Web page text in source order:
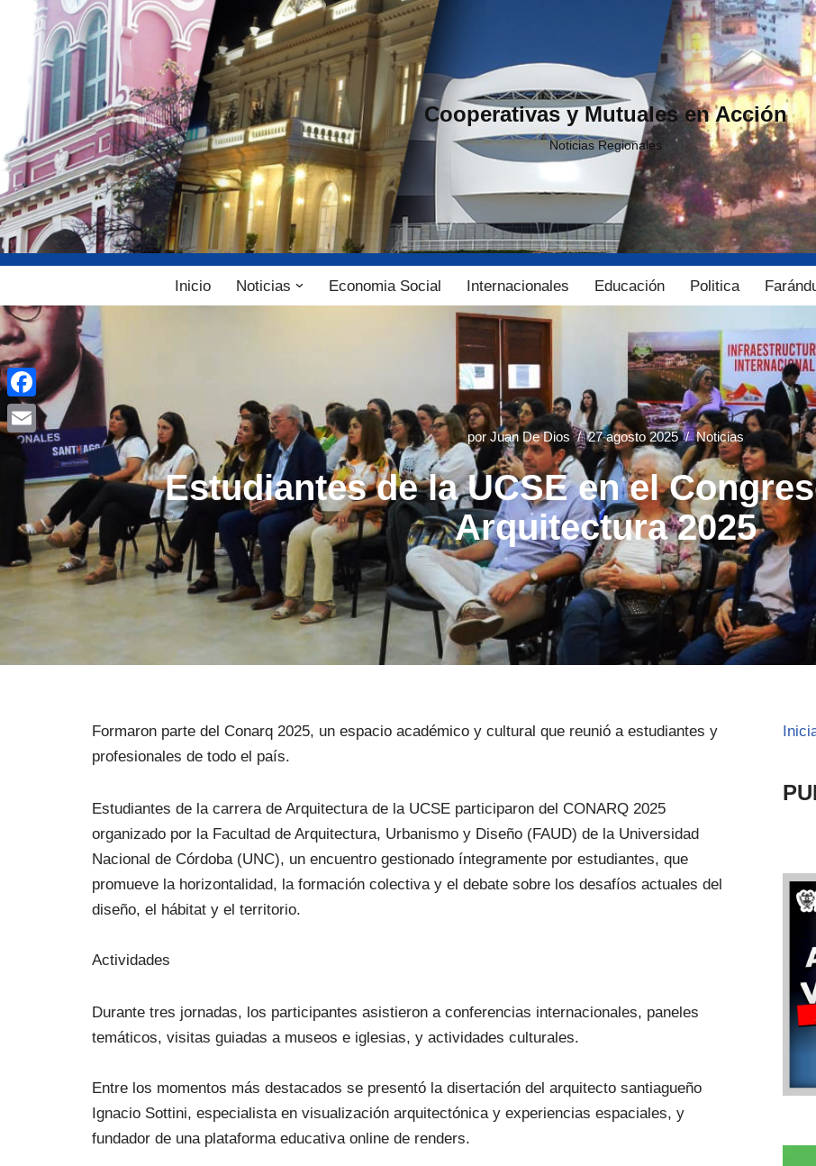
contenido
Cooperativas y Mutuales en Acción
Noticias Regionales
Inicio Noticias Economia Social Internacionales Educación Politica
por Juan De Dios 27 agosto 2025 Noticias
Estudiantes de la UCSE en el
Arquitectura 2025
Formaron parte del Conarq 2025, un espacio académico y cultural que reunió a estudiantes y
profesionales de todo el país.
Estudiantes de la carrera de Arquitectura de la UCSE participaron del CONARQ 2025
organizado por la Facultad de Arquitectura, Urbanismo y Diseño (FAUD) de la Universidad
Nacional de Córdoba (UNC), un encuentro gestionado íntegramente por estudiantes, que
promueve la horizontalidad, la formación colectiva y el debate sobre los desafíos actuales del
diseño, el hábitat y el territorio.
Actividades
Durante tres jornadas, los participantes asistieron a conferencias internacionales, paneles
temáticos, visitas guiadas a museos e iglesias, y actividades culturales.
Entre los momentos más destacados se presentó la disertación del arquitecto santiagueño
Ignacio Sottini, especialista en visualización arquitectónica y experiencias espaciales, y
fundador de una plataforma educativa online de renders.
Facebook
Email